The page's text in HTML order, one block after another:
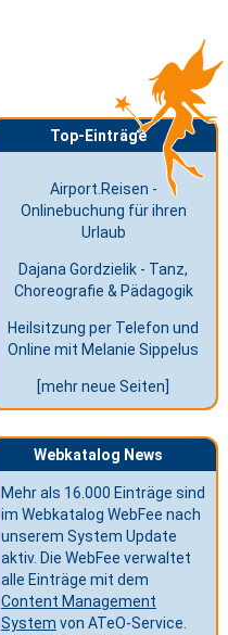
Top-Einträge
Airport.Reisen -
Onlinebuchung für ihren
Urlaub
Dajana Gordzielik - Tanz,
Choreografie & Pädagogik
Heilsitzung per Telefon und
Online mit Melanie Sippelus
[mehr neue Seiten]
Webkatalog News
Mehr als 16.000 Einträge sind
im Webkatalog WebFee nach
unserem System Update
aktiv. Die WebFee verwaltet
alle Einträge mit dem
Content Management
System von ATeO-Service.